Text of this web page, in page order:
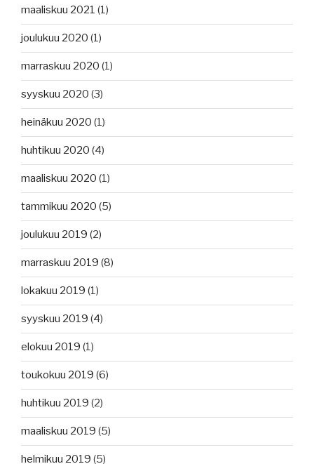
maaliskuu 2021 (1)
joulukuu 2020 (1)
marraskuu 2020 (1)
syyskuu 2020 (3)
heinäkuu 2020 (1)
huhtikuu 2020 (4)
maaliskuu 2020 (1)
tammikuu 2020 (5)
joulukuu 2019 (2)
marraskuu 2019 (8)
lokakuu 2019 (1)
syyskuu 2019 (4)
elokuu 2019 (1)
toukokuu 2019 (6)
huhtikuu 2019 (2)
maaliskuu 2019 (5)
helmikuu 2019 (5)